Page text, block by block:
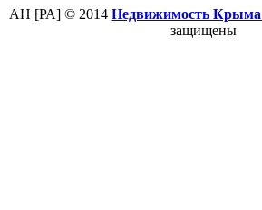
АН [РА] © 2014 Недвижимость
защищены